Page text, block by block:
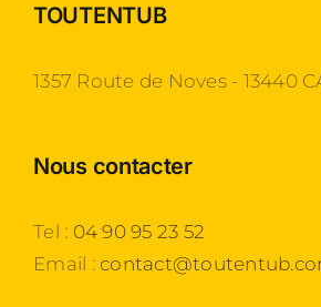
TOUTENTUB
1357 Route de Noves - 13440
Nous contacter
Tel : 04 90 95 23 52
Email :